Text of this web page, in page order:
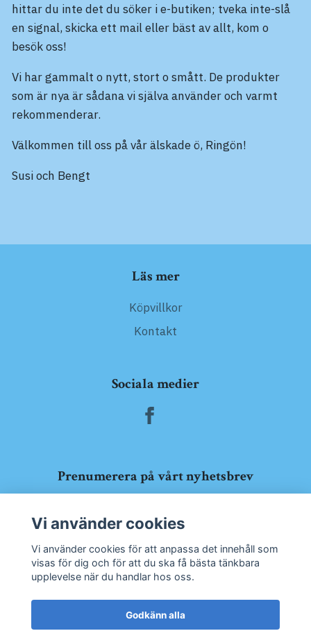
hittar du inte det du söker i e-butiken; tveka inte-slå
en signal, skicka ett mail eller bäst av allt, kom o
besök oss!
Vi har gammalt o nytt, stort o smått. De produkter
som är nya är sådana visjälvaanvänder och varmt
rekommenderar.
Välkommen till oss på vår älskade ö, Ringön!
Susi och Bengt
Läs mer
Köpvillkor
Kontakt
Sociala medier
Prenumerera på vårt nyhetsbrev
Vi använder cookies
Vi använder cookies för att anpassa det innehåll som
visas för dig och för att du ska få bästa tänkbara
upplevelse när du handlar hos oss.
Godkänn alla